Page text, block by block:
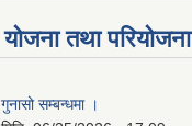
योजना तथा परियोजना
गुनासो सम्बन्धमा ।